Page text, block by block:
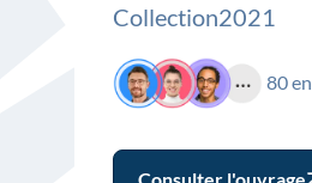
Collection2021
80